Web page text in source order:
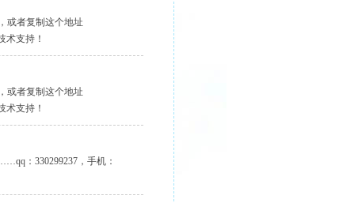
或者复制这个地址
术支持！
或者复制这个地址
术支持！
：330299237，手机：